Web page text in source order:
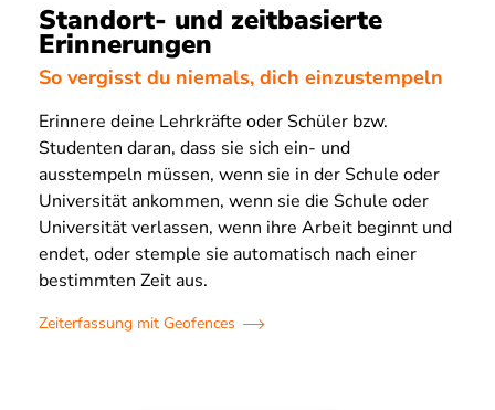
Standort- und zeitbasierte
Erinnerungen
So vergisst du niemals, dich einzustempeln
Erinnere deine Lehrkräfte oder Schüler bzw.
Studenten daran, dass sie sich ein- und
ausstempeln müssen, wenn sie in der Schule oder
Universität ankommen, wenn sie die Schule oder
Universität verlassen, wenn ihre Arbeit beginnt und
endet, oder stemple sie automatisch nach einer
bestimmten Zeit aus.
Zeiterfassung mit Geofences